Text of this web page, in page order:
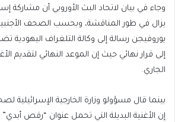
وجاء في بيان لاتحاد البث الأوروبي أن مشاركة
يزال في طور المناقشة، وبحسب الصحف
يوروفيجن رسالة إلى وكالة التلغراف اليهودية
الجاري.
بينما قال مسؤولو وزارة الخارجية الإسرائيلية
إن الأغنية البديلة التي تحمل عنوان “رقص